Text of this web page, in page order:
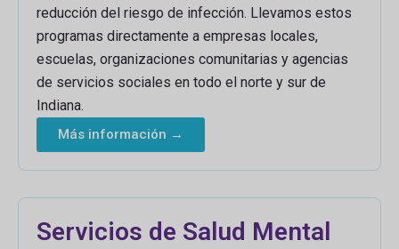
reducción del riesgo de infección. Llevamos estos
programas directamente a empresas locales,
escuelas, organizaciones comunitarias y agencias
de servicios sociales en todo el norte y sur de
Indiana.
Más información →
Servicios de Salud Mental